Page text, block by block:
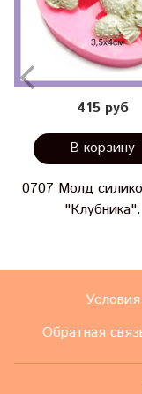
415 руб
В корзину
0707 Молд
"Клубника".
Обратная